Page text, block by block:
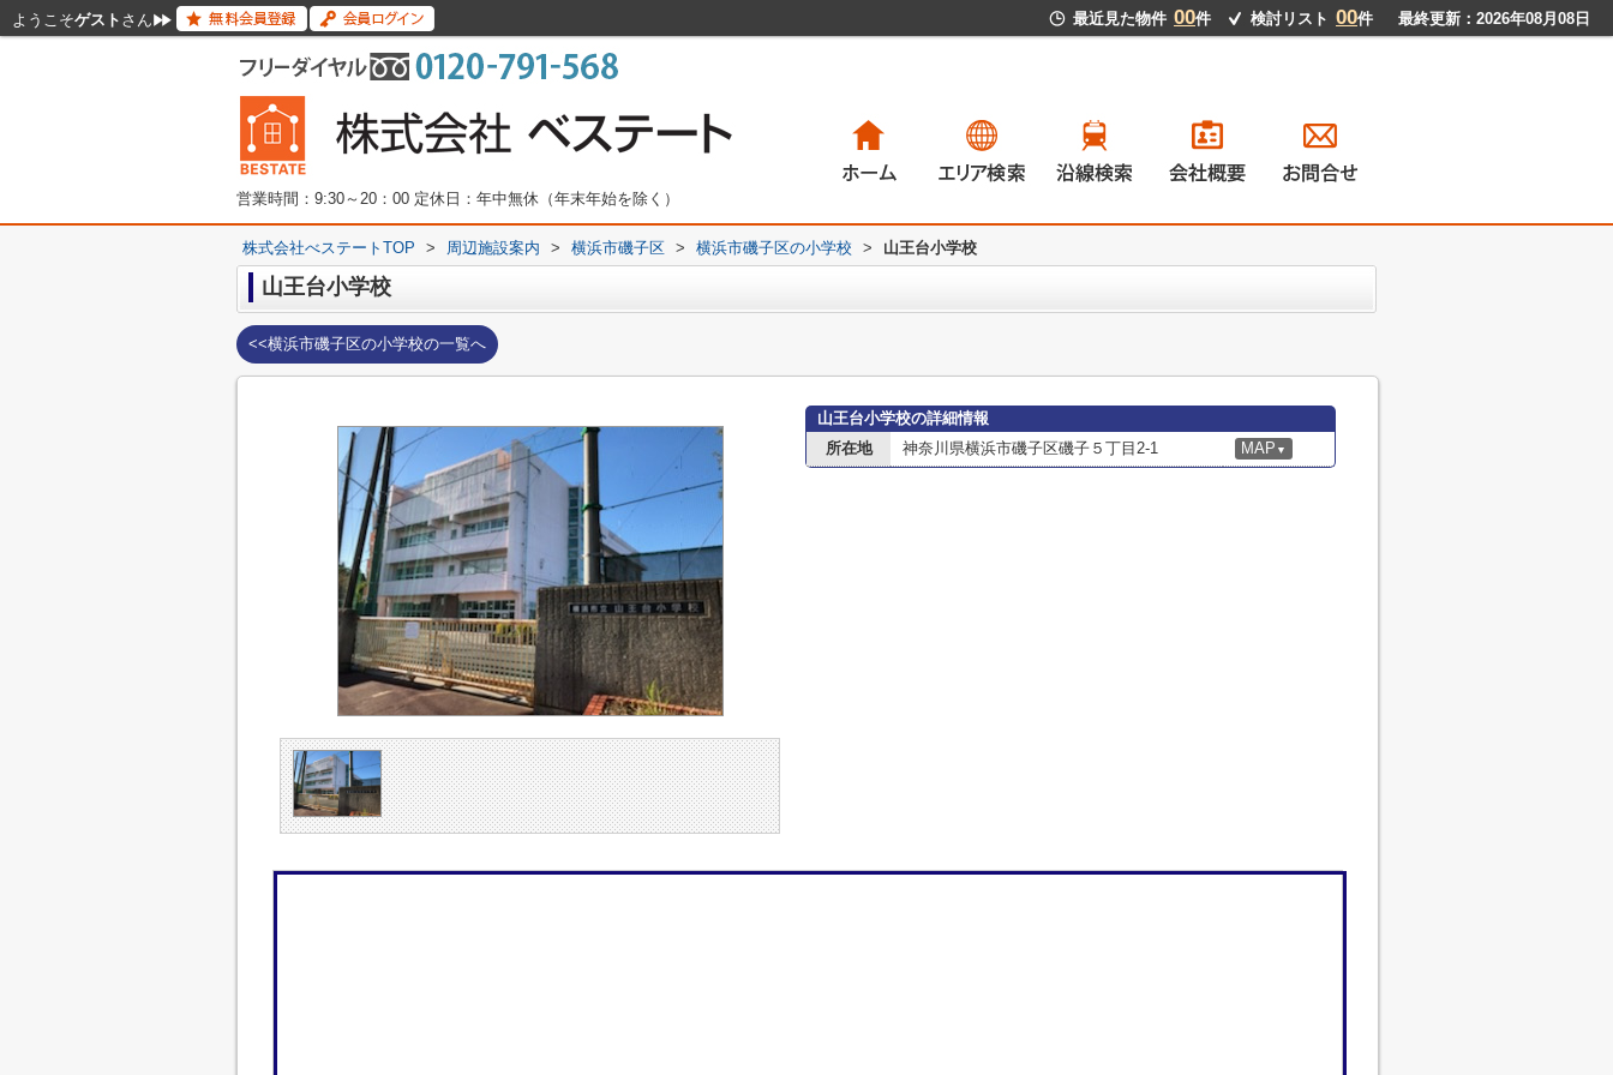
ようこそゲスト さん 最近見た物件 00件 検討リスト 00件 最終更新：2026年08月08日
一戸建て
マンション
土地
賃貸物件
営業時間：9:30～20：00 定休日：年中無休（年末年始を除く）
株式会社べステートTOP > 周辺施設案内 > 横浜市磯子区 > 横浜市磯子区の小学校 > 山王台小学校
山王台小学校
<<横浜市磯子区の小学校の一覧へ
山王台小学校の詳細情報
所在地
神奈川県横浜市磯子区磯子５丁目2-1 MAP ▼